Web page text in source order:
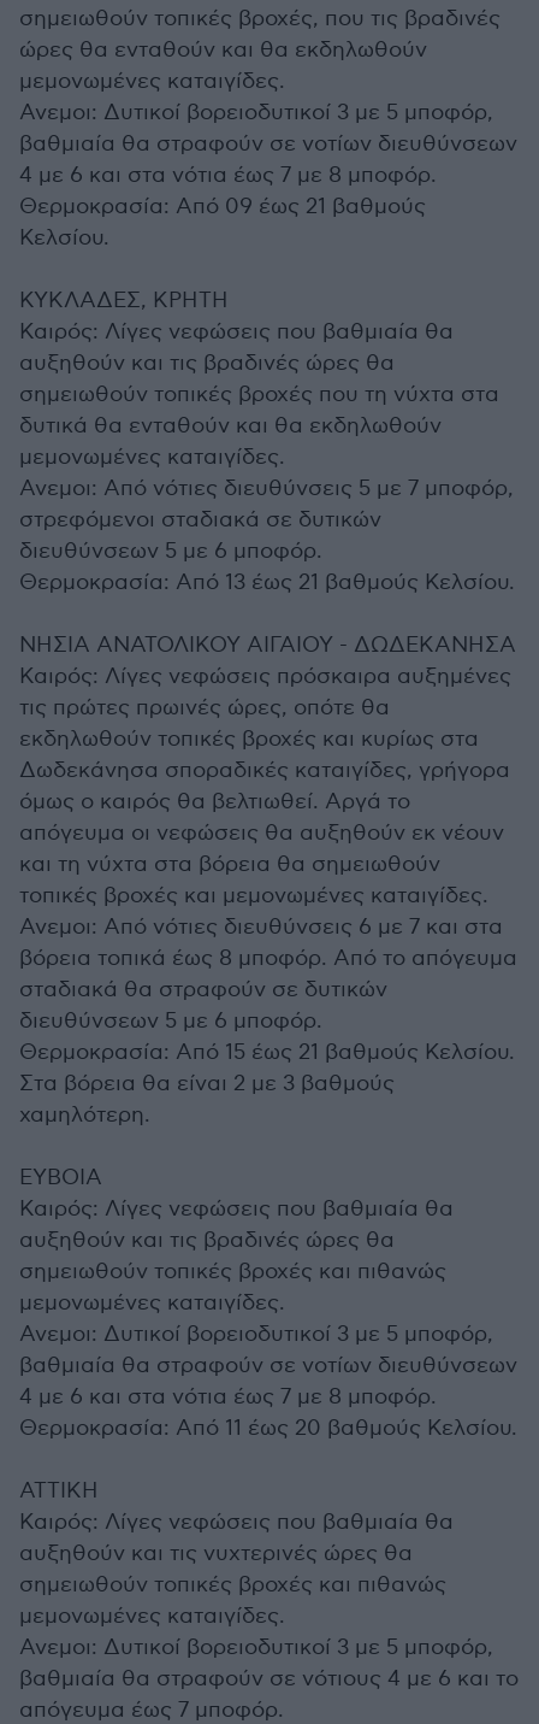
σημειωθούν τοπικές βροχές, που τις βραδινές
ώρες θα ενταθούν και θα εκδηλωθούν
μεμονωμένες καταιγίδες.
Ανεμοι: Δυτικοί βορειοδυτικοί 3 με 5 μποφόρ,
βαθμιαία θα στραφούν σε νοτίων διευθύνσεων
4 με 6 και στα νότια έως 7 με 8 μποφόρ.
Θερμοκρασία: Από 09 έως 21 βαθμούς
Κελσίου.
ΚΥΚΛΑΔΕΣ, ΚΡΗΤΗ
Καιρός: Λίγες νεφώσεις που βαθμιαία θα
αυξηθούν και τις βραδινές ώρες θα
σημειωθούν τοπικές βροχές που τη νύχτα στα
δυτικά θα ενταθούν και θα εκδηλωθούν
μεμονωμένες καταιγίδες.
Ανεμοι: Από νότιες διευθύνσεις 5 με 7 μποφόρ,
στρεφόμενοι σταδιακά σε δυτικών
διευθύνσεων 5 με 6 μποφόρ.
Θερμοκρασία: Από 13 έως 21 βαθμούς Κελσίου.
ΝΗΣΙΑ ΑΝΑΤΟΛΙΚΟΥ ΑΙΓΑΙΟΥ - ΔΩΔΕΚΑΝΗΣΑ
Καιρός: Λίγες νεφώσεις πρόσκαιρα αυξημένες
τις πρώτες πρωινές ώρες, οπότε θα
εκδηλωθούν τοπικές βροχές και κυρίως στα
Δωδεκάνησα σποραδικές καταιγίδες, γρήγορα
όμως ο καιρός θα βελτιωθεί. Αργά το
απόγευμα οι νεφώσεις θα αυξηθούν εκ νέουν
και τη νύχτα στα βόρεια θα σημειωθούν
τοπικές βροχές και μεμονωμένες καταιγίδες.
Ανεμοι: Από νότιες διευθύνσεις 6 με 7 και στα
βόρεια τοπικά έως 8 μποφόρ. Από το απόγευμα
σταδιακά θα στραφούν σε δυτικών
διευθύνσεων 5 με 6 μποφόρ.
Θερμοκρασία: Από 15 έως 21 βαθμούς Κελσίου.
Στα βόρεια θα είναι 2 με 3 βαθμούς
χαμηλότερη.
ΕΥΒΟΙΑ
Καιρός: Λίγες νεφώσεις που βαθμιαία θα
αυξηθούν και τις βραδινές ώρες θα
σημειωθούν τοπικές βροχές και πιθανώς
μεμονωμένες καταιγίδες.
Ανεμοι: Δυτικοί βορειοδυτικοί 3 με 5 μποφόρ,
βαθμιαία θα στραφούν σε νοτίων διευθύνσεων
4 με 6 και στα νότια έως 7 με 8 μποφόρ.
Θερμοκρασία: Από 11 έως 20 βαθμούς Κελσίου.
ΑΤΤΙΚΗ
Καιρός: Λίγες νεφώσεις που βαθμιαία θα
αυξηθούν και τις νυχτερινές ώρες θα
σημειωθούν τοπικές βροχές και πιθανώς
μεμονωμένες καταιγίδες.
Ανεμοι: Δυτικοί βορειοδυτικοί 3 με 5 μποφόρ,
βαθμιαία θα στραφούν σε νότιους 4 με 6 και το
απόγευμα έως 7 μποφόρ.